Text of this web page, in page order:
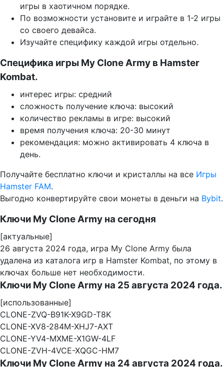
игры в хаотичном порядке.
По возможности установите и играйте в 1-2 игры
со своего девайса.
Изучайте специфику каждой игры отдельно.
Специфика игры My Clone Army в Hamster
Kombat.
интерес игры: средний
сложность получение ключа: высокий
количество рекламы в игре: высокий
время получения ключа: 20-30 минут
рекомендация: можно активировать 4 ключа в
день.
Получайте бесплатно ключи и кристаллы на все Игры
Hamster FAM.
Выгодно конвертируйте свои монеты в деньги на Bybit.
Ключи My Clone Army на сегодня
[актуальные]
26 августа 2024 года, игра My Clone Army была
удалена из каталога игр в Hamster Kombat, по этому в
ключах больше нет необходимости.
Ключи My Clone Army на 25 августа 2024 года.
[использованные]
CLONE-ZVQ-B91K-X9GD-T8K
CLONE-XV8-284M-XHJ7-AXT
CLONE-YV4-MXME-X1GW-4LF
CLONE-ZVH-4VCE-XQGC-HM7
Ключи My Clone Army на 24 августа 2024 года.